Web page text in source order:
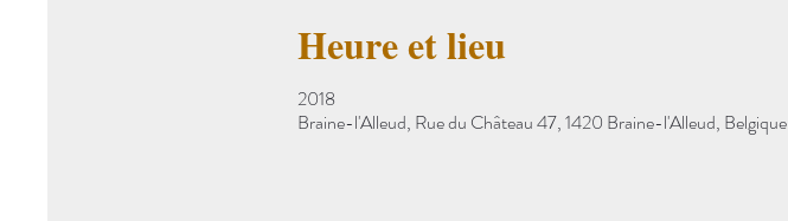
Heure et lieu
2018
Braine-l'Alleud, Rue du Château 47, 1420 Braine-l'Alleud, Belgique